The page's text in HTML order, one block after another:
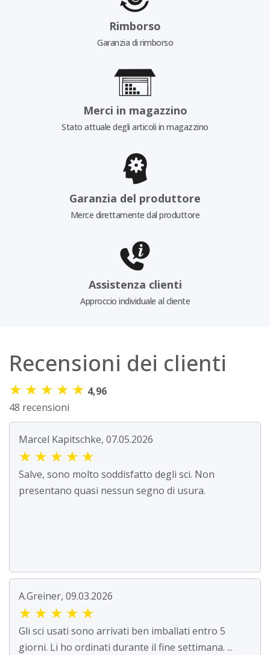
Rimborso
Garanzia di rimborso
Merci in magazzino
Stato attuale degli articoli in magazzino
Garanzia del produttore
Merce direttamente dal produttore
Assistenza clienti
Approccio individuale al cliente
Recensioni dei clienti
★ ★ ★ ★ ★ 4,96
48 recensioni
Marcel Kapitschke, 07.05.2026
★ ★ ★ ★ ★
Salve, sono molto soddisfatto degli sci. Non
presentano quasi nessun segno di usura.
A.Greiner, 09.03.2026
★ ★ ★ ★ ★
Gli sci usati sono arrivati ben imballati entro 5
giorni. Li ho ordinati durante il fine settimana. ...